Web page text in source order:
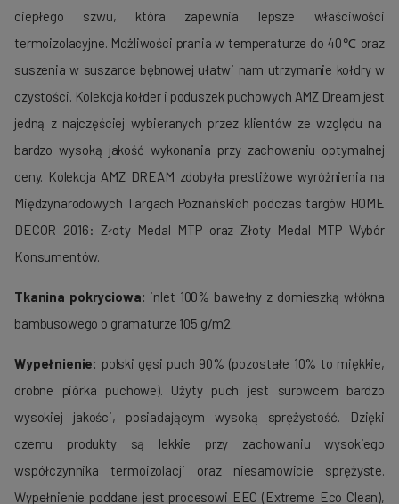
ciepłego szwu, która zapewnia lepsze właściwości
termoizolacyjne. Możliwości prania w temperaturze do 40℃ oraz
suszenia w suszarce bębnowej ułatwi nam utrzymanie kołdry w
czystości. Kolekcja kołder i poduszek puchowych AMZ Dream jest
jedną z najczęściej wybieranych przez klientów ze względu na
bardzo wysoką jakość wykonania przy zachowaniu optymalnej
ceny. Kolekcja AMZ DREAM zdobyła prestiżowe wyróżnienia na
Międzynarodowych Targach Poznańskich podczas targów HOME
DECOR 2016: Złoty Medal MTP oraz Złoty Medal MTP Wybór
Konsumentów.
Tkanina pokryciowa: inlet 100% bawełny z domieszką włókna
bambusowego o gramaturze 105 g/m2.
Wypełnienie: polski gęsi puch 90% (pozostałe 10% to miękkie,
drobne piórka puchowe). Użyty puch jest surowcem bardzo
wysokiej jakości, posiadającym wysoką sprężystość. Dzięki
czemu produkty są lekkie przy zachowaniu wysokiego
współczynnika termoizolacji oraz niesamowicie sprężyste.
Wypełnienie poddane jest procesowi EEC (Extreme Eco Clean),